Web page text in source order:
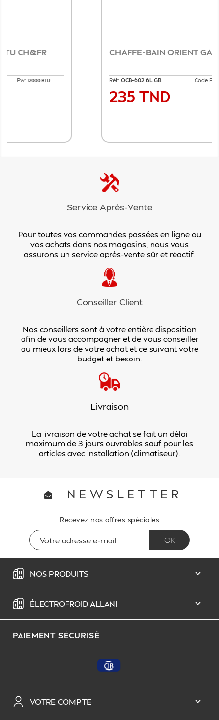
CHAFFE-BAIN ORIENT GAZ BUTANE 6L
Réf: Code P:0788002
Service Après-Vente
Pour toutes vos commandes passées en ligne ou
vos achats dans nos magasins, nous vous
assurons un service après-vente sûr et réactif.
Conseiller Client
Nos conseillers sont à votre entière disposition
afin de vous accompagner et de vous conseiller
au mieux lors de votre achat et ce suivant votre
budget et besoin.
Livraison
La livraison de votre achat se fait un délai
maximum de 3 jours ouvrables sauf pour les
articles avec installation (climatiseur).
NEWSLETTER
Recevez nos offres spéciales
NOS PRODUITS 
ÉLECTROFROID ALLANI 
PAIEMENT SÉCURISÉ
VOTRE COMPTE 